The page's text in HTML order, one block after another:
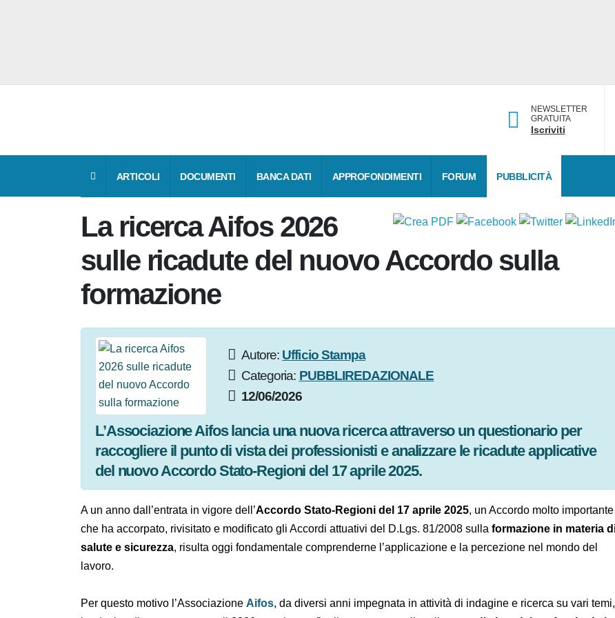
NEWSLETTER
GRATUITA
Iscriviti
ARTICOLI DOCUMENTI BANCA DATI APPROFONDIMENTI FORUM PUBBLICITÀ
La ricerca Aifos 2026
sulle ricadute del nuovo Accordo sulla
formazione
Autore:Ufficio Stampa
Categoria:PUBBLIREDAZIONALE
12/06/2026
L’Associazione Aifos lancia una nuova ricerca attraverso un questionario per
raccogliere il punto di vista dei professionisti e analizzare le ricadute
applicative del nuovo Accordo Stato-Regioni del 17 aprile 2025.
A un anno dall’entrata in vigore dell’Accordo Stato-Regioni del 17 aprile 2025, un Accordo molto
importante che ha accorpato, rivisitato e modificato gli Accordi attuativi del D.Lgs. 81/2008 sulla
formazione in materia di salute e sicurezza,risulta oggi fondamentale comprenderne l’applicazione
e la percezione nel mondo del lavoro.
Per questo motivo l’AssociazioneAifos, da diversi anni impegnata in attività di indagine e ricerca su vari